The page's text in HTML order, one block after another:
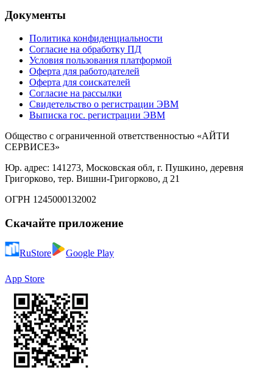
Документы
Политика конфиденциальности
Согласие на обработку ПД
Условия пользования платформой
Оферта для работодателей
Оферта для соискателей
Согласие на рассылки
Свидетельство о регистрации ЭВМ
Выписка гос. регистрации ЭВМ
Общество с ограниченной ответственностью «АЙТИ
СЕРВИСЕЗ»
Юр. адрес: 141273, Московская обл, г. Пушкино, деревня
Григорково, тер. Вишни-Григорково, д 21
ОГРН 1245000132002
Скачайте приложение
RuStore Google Play
App Store